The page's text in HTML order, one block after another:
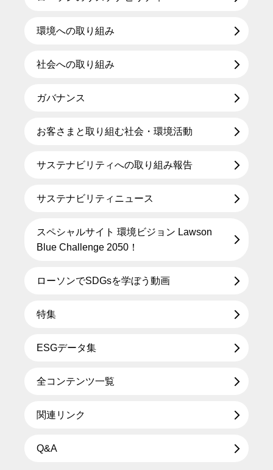
環境への取り組み
社会への取り組み
ガバナンス
お客さまと取り組む社会・環境活動
サステナビリティへの取り組み報告
サステナビリティニュース
スペシャルサイト 環境ビジョン Lawson
Blue Challenge 2050！
ローソンでSDGsを学ぼう動画
特集
ESGデータ集
全コンテンツ一覧
関連リンク
Q&A